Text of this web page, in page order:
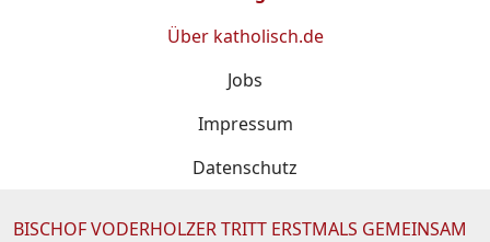
Über katholisch.de
Jobs
Impressum
Datenschutz
BISCHOF VODERHOLZER TRITT ERSTMALS GEMEINSAM